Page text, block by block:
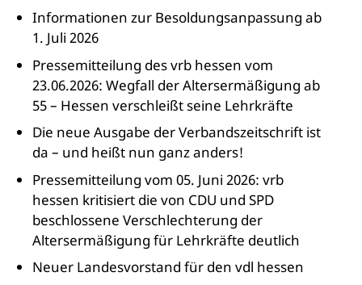
Informationen zur Besoldungsanpassung ab
1. Juli 2026
Pressemitteilung des vrb hessen vom
23.06.2026: Wegfall der Altersermäßigung ab
55 – Hessen verschleißt seine Lehrkräfte
Die neue Ausgabe der Verbandszeitschrift ist
da – und heißt nun ganz anders!
Pressemitteilung vom 05. Juni 2026: vrb
hessen kritisiert die von CDU und SPD
beschlossene Verschlechterung der
Altersermäßigung für Lehrkräfte deutlich
Neuer Landesvorstand für den vdl hessen